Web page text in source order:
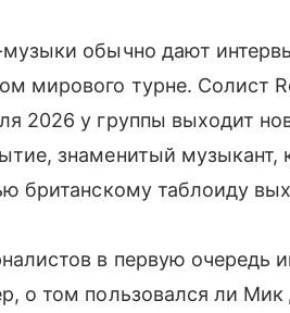
обычно дают
мирового турне. Солист
2026 у группы выходит
знаменитый
британскому таблоиду
в первую очередь
о том пользовался ли Мик